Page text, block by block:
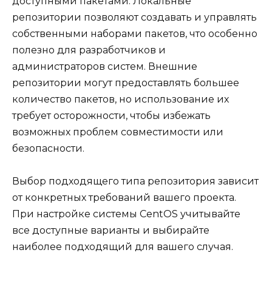
репозитории позволяют создавать и управлять
собственными наборами пакетов, что особенно
полезно для разработчиков и
администраторов систем. Внешние
репозитории могут предоставлять большее
количество пакетов, но использование их
требует осторожности, чтобы избежать
возможных проблем совместимости или
безопасности.
Выбор подходящего типа репозитория зависит
от конкретных требований вашего проекта.
При настройке системы CentOS учитывайте
все доступные варианты и выбирайте
наиболее подходящий для вашего случая.